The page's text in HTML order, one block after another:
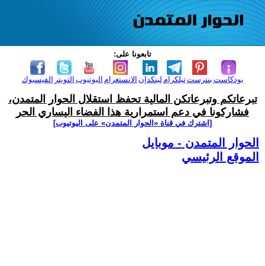
تابعونا على:
الفيسبوك التويتر اليوتيوب الانستغرام لينكدإن تيلكرامبنترست بودكاست
تبرعاتكم وتبرعاتكن المالية تحفظ استقلال الحوار المتمدن،
فشاركونا في دعم استمرارية هذا الفضاء اليساري الحر
[اشترك في قناة ‫«الحوار المتمدن» على اليوتيوب]
الحوار المتمدن - موبايل
الموقع الرئيسي